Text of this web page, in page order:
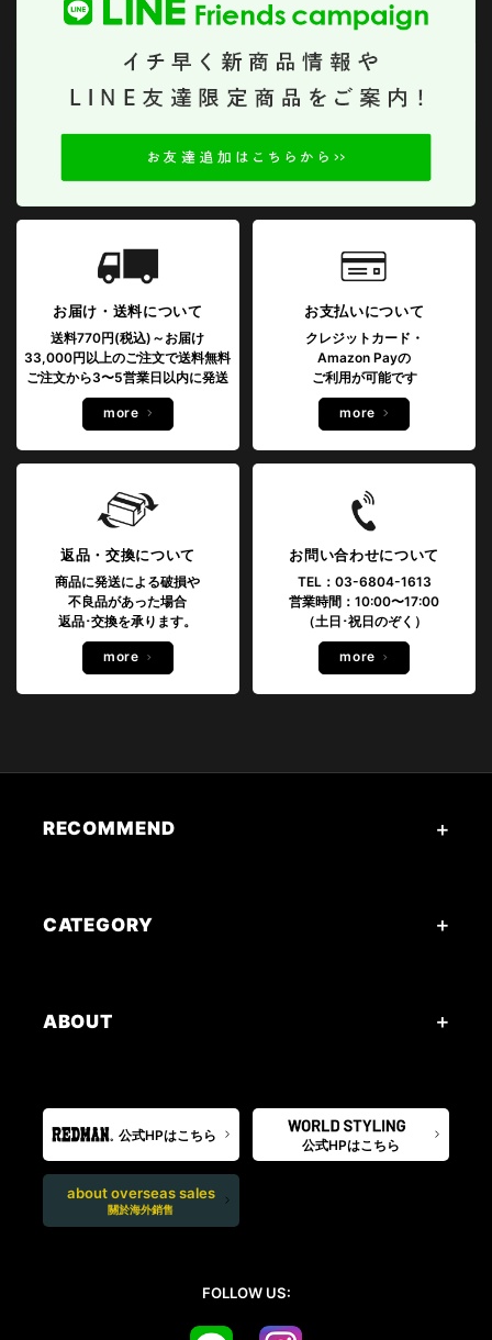
お届け・送料について
送料770円(税込)～お届け
33,000円以上のご注文で送料無料
ご注文から3〜5営業日以内に発送
more
お支払いについて
クレジットカード・
Amazon Payの
ご利用が可能です
more
返品・交換について
商品に発送による破損や
不良品があった場合
返品･交換を承ります。
more
お問い合わせについて
TEL：03-6804-1613
営業時間：10:00〜17:00
（土日･祝日のぞく）
more
RECOMMEND
CATEGORY
ABOUT
公式HPはこちら
公式HPはこちら
about overseas sales
關於海外銷售
FOLLOW US: